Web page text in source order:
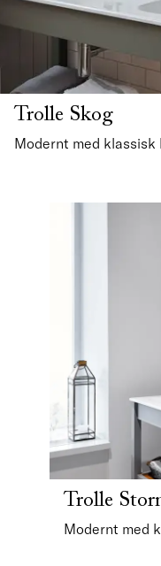
Trolle Skog
Modernt med klassisk
Trolle
Modernt med